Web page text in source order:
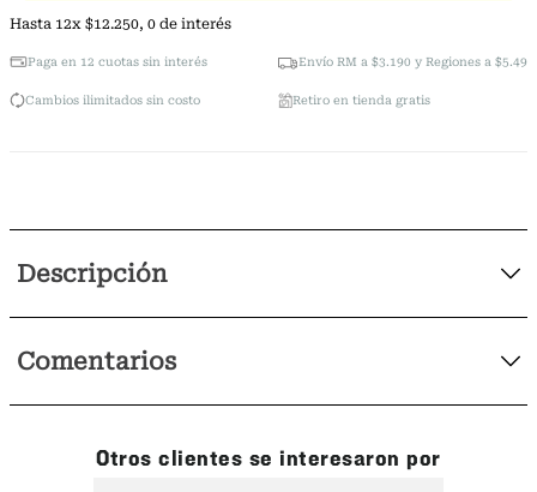
Hasta 12x $12.250, 0 de interés
Paga en 12 cuotas sin interés Envío RM a $3.190 y Regiones a $5.490
Cambios ilimitados sin costo Retiro en tienda gratis
Descripción
Comentarios
Otros clientes se interesaron por